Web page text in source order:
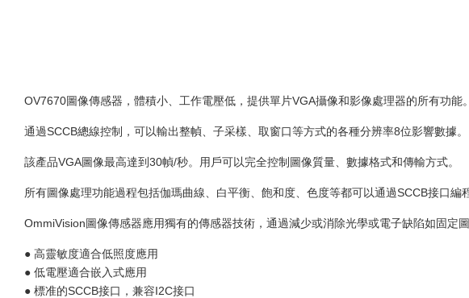
OV7670圖像傳感器，體積小、工作電壓低，提供單片VGA攝像和影像處理器的所有功能。
通過SCCB總線控制，可以輸出整幀、子采樣、取窗口等方式的各種分辨率8位影響數據。
該產品VGA圖像最高達到30幀/秒。用戶可以完全控制圖像質量、數據格式和傳輸方式。
所有圖像處理功能過程包括伽瑪曲線、白平衡、飽和度、色度等都可以通過SCCB接口編程
OmmiVision圖像傳感器應用獨有的傳感器技術，通過減少或消除光學或電子缺陷如固定
● 高靈敏度適合低照度應用
● 低電壓適合嵌入式應用
● 標准的SCCB接口，兼容I2C接口